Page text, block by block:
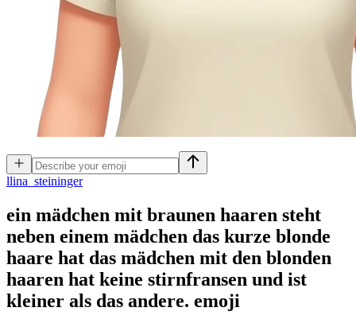
llina_steininger
ein mädchen mit braunen haaren steht
neben einem mädchen das kurze blonde
haare hat das mädchen mit den blonden
haaren hat keine stirnfransen und ist
kleiner als das andere. emoji